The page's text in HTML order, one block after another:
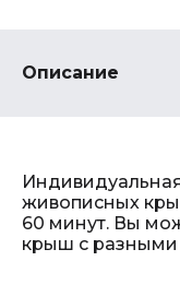
Описание
живописных
60 минут. Вы
крыш с